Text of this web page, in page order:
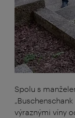
Spolu s
výraznými víny